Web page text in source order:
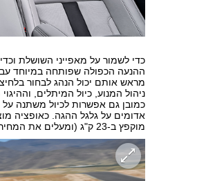
כדי לשמור על מאפייני השושלת
מראש אותם יכול הנהג לבחור
ניהול המנוע, כיול המיתלים,
אדומים על גלגל ההגה. כאופציה
מוקפץ ב-23 ק"ג (ומעלים את המחיר באופן ניכר).